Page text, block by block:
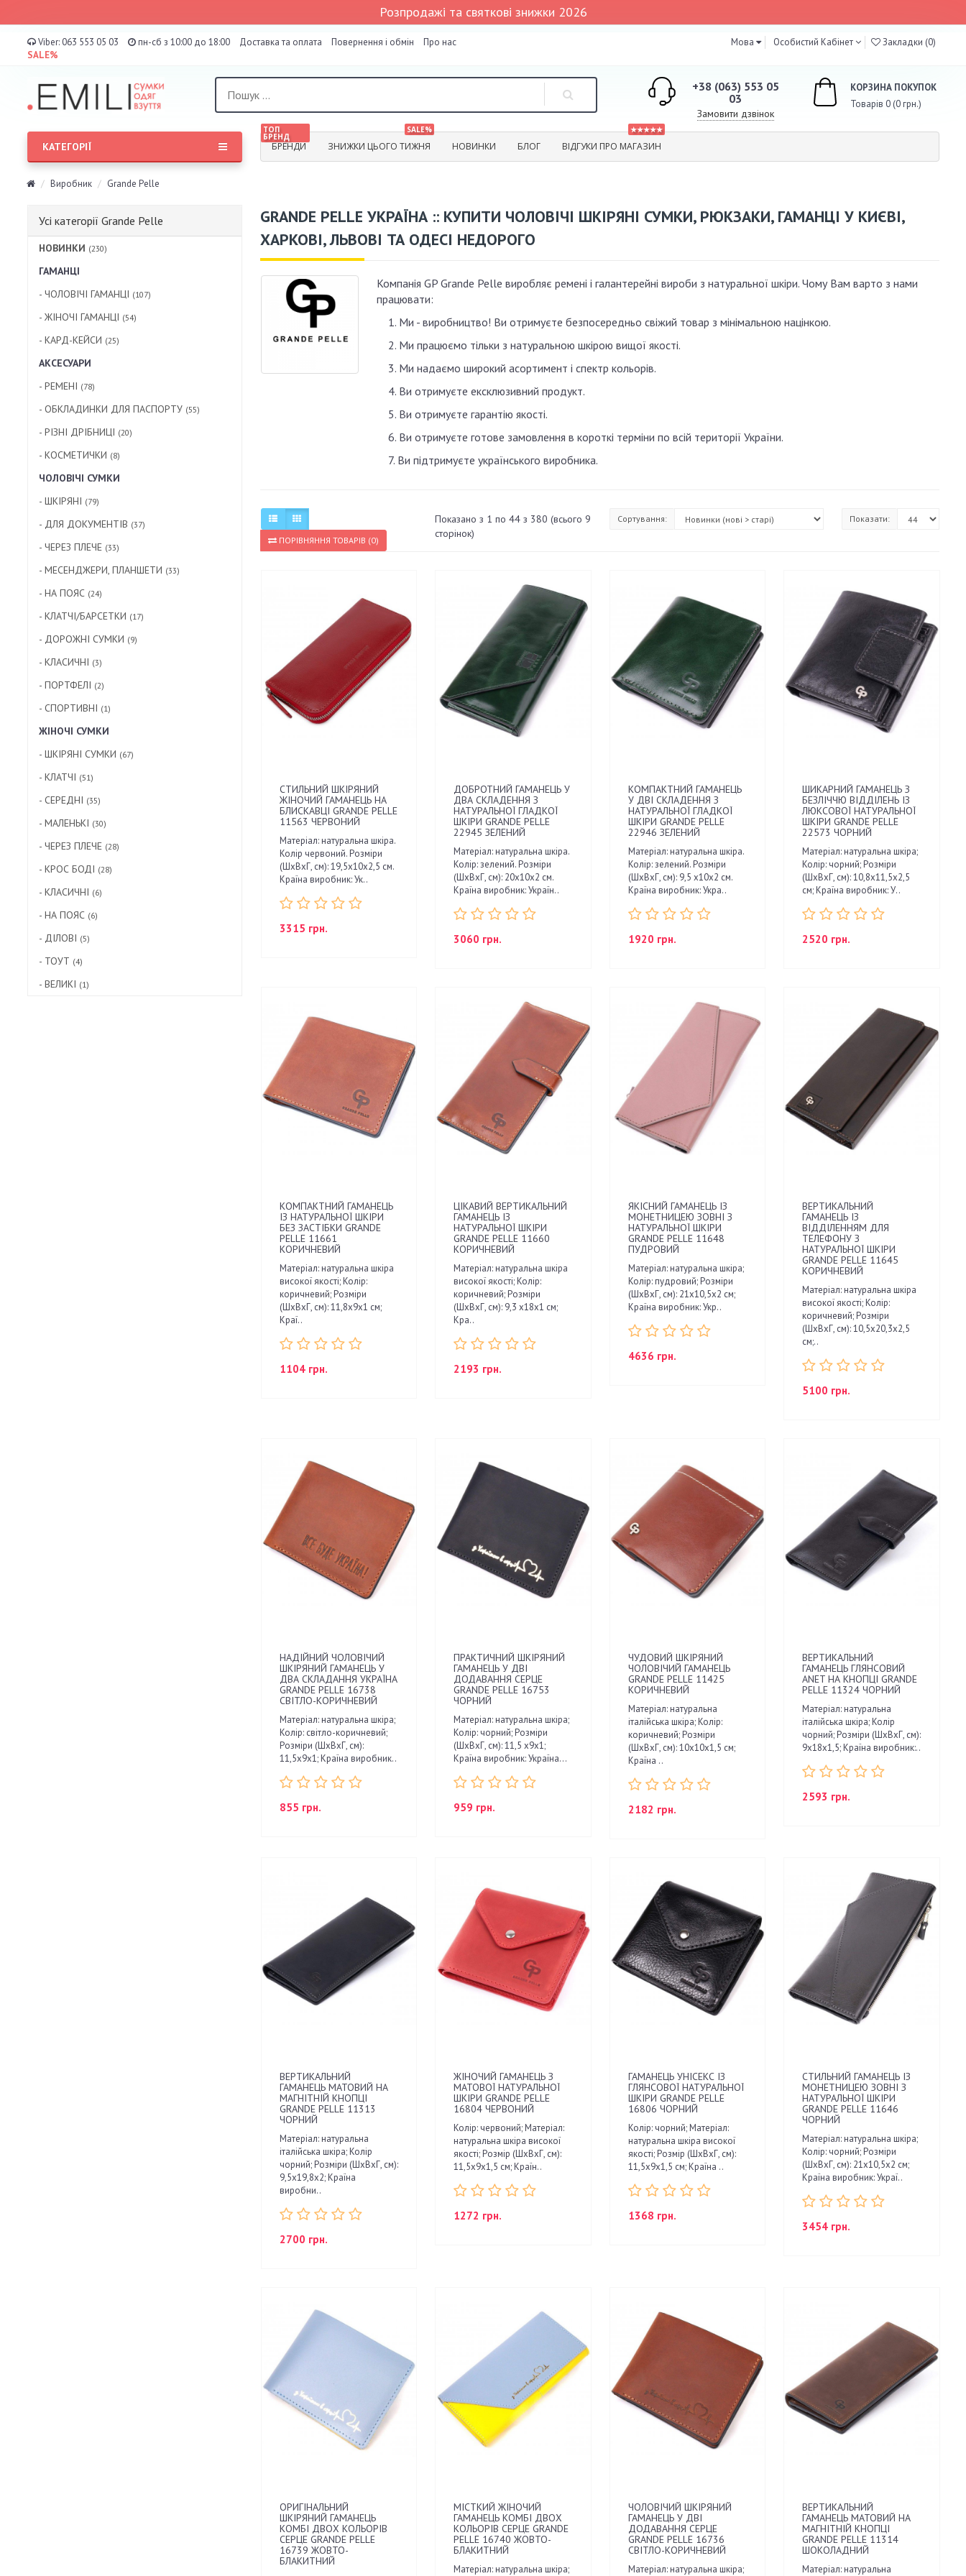
Розпродажі та святкові знижки 2026
Viber: 063 553 05 03 пн-сб з 10:00 до 18:00 Доставка та оплата Повернення і обмін
Про нас
SALE%
Мова Особистий Кабінет Закладки (0)
+38 (063) 553 05
03
Замовити дзвінок
КОРЗИНА ПОКУПОК
Товарів 0 (0 грн.)
ТОП
БРЕНД
БРЕНДИ
SALE%
ЗНИЖКИ ЦЬОГО ТИЖНЯ НОВИНКИ БЛОГ
★★★★★
ВІДГУКИ ПРО МАГАЗИН
КАТЕГОРІЇ
Виробник Grande Pelle
Усі категорії Grande Pelle
НОВИНКИ (230)
ГАМАНЦІ
- ЧОЛОВІЧІ ГАМАНЦІ (107)
- ЖІНОЧІ ГАМАНЦІ (54)
- КАРД-КЕЙСИ (25)
АКСЕСУАРИ
- РЕМЕНІ (78)
- ОБКЛАДИНКИ ДЛЯ ПАСПОРТУ (55)
- РІЗНІ ДРІБНИЦІ (20)
- КОСМЕТИЧКИ (8)
ЧОЛОВІЧІ СУМКИ
- ШКІРЯНІ (79)
- ДЛЯ ДОКУМЕНТІВ (37)
- ЧЕРЕЗ ПЛЕЧЕ (33)
- МЕСЕНДЖЕРИ, ПЛАНШЕТИ (33)
- НА ПОЯС (24)
- КЛАТЧІ/БАРСЕТКИ (17)
- ДОРОЖНІ СУМКИ (9)
- КЛАСИЧНІ (3)
- ПОРТФЕЛІ (2)
- СПОРТИВНІ (1)
ЖІНОЧІ СУМКИ
- ШКІРЯНІ СУМКИ (67)
- КЛАТЧІ (51)
- СЕРЕДНІ (35)
- МАЛЕНЬКІ (30)
- ЧЕРЕЗ ПЛЕЧЕ (28)
- КРОС БОДІ (28)
- КЛАСИЧНІ (6)
- НА ПОЯС (6)
- ДІЛОВІ (5)
- ТОУТ (4)
- ВЕЛИКІ (1)
GRANDE PELLE УКРАЇНА :: КУПИТИ ЧОЛОВІЧІ ШКІРЯНІ СУМКИ, РЮКЗАКИ, ГАМАНЦІ У КИЄВІ,
ХАРКОВІ, ЛЬВОВІ ТА ОДЕСІ НЕДОРОГО
Компанія GP Grande Pelle виробляє ремені і галантерейні вироби з натуральної шкіри. Чому Вам варто з нами
працювати:
1. Ми - виробництво! Ви отримуєте безпосередньо свіжий товар з мінімальною націнкою.
2. Ми працюємо тільки з натуральною шкірою вищої якості.
3. Ми надаємо широкий асортимент і спектр кольорів.
4. Ви отримуєте ексклюзивний продукт.
5. Ви отримуєте гарантію якості.
6. Ви отримуєте готове замовлення в короткі терміни по всій території України.
7. Ви підтримуєте українського виробника.
ПОРІВНЯННЯ ТОВАРІВ (0)
Показано з 1 по 44 з 380 (всього 9
сторінок)
Сортування: Показати:
СТИЛЬНИЙ ШКІРЯНИЙ
ЖІНОЧИЙ ГАМАНЕЦЬ НА
БЛИСКАВЦІ GRANDE PELLE
11563 ЧЕРВОНИЙ
Матеріал: натуральна шкіра.
Колір червоний. Розміри
(ШхВхГ, см): 19,5х10х2,5 см.
Країна виробник: Ук..
3315 грн.
ДОБРОТНИЙ ГАМАНЕЦЬ У
ДВА СКЛАДЕННЯ З
НАТУРАЛЬНОЇ ГЛАДКОЇ
ШКІРИ GRANDE PELLE
22945 ЗЕЛЕНИЙ
Матеріал: натуральна шкіра.
Колір: зелений. Розміри
(ШхВхГ, см): 20х10х2 см.
Країна виробник: Україн..
3060 грн.
КОМПАКТНИЙ ГАМАНЕЦЬ
У ДВІ СКЛАДЕННЯ З
НАТУРАЛЬНОЇ ГЛАДКОЇ
ШКІРИ GRANDE PELLE
22946 ЗЕЛЕНИЙ
Матеріал: натуральна шкіра.
Колір: зелений. Розміри
(ШхВхГ, см): 9,5 х10х2 см.
Країна виробник: Укра..
1920 грн.
ШИКАРНИЙ ГАМАНЕЦЬ З
БЕЗЛІЧЧЮ ВІДДІЛЕНЬ ІЗ
ЛЮКСОВОЇ НАТУРАЛЬНОЇ
ШКІРИ GRANDE PELLE
22573 ЧОРНИЙ
Матеріал: натуральна шкіра;
Колір: чорний; Розміри
(ШхВхГ, см): 10,8х11,5х2,5
см; Країна виробник: У..
2520 грн.
КОМПАКТНИЙ ГАМАНЕЦЬ
ІЗ НАТУРАЛЬНОЇ ШКІРИ
БЕЗ ЗАСТІБКИ GRANDE
PELLE 11661
КОРИЧНЕВИЙ
Матеріал: натуральна шкіра
високої якості; Колір:
коричневий; Розміри
(ШхВхГ, см): 11,8х9х1 см;
Краї..
1104 грн.
ЦІКАВИЙ ВЕРТИКАЛЬНИЙ
ГАМАНЕЦЬ ІЗ
НАТУРАЛЬНОЇ ШКІРИ
GRANDE PELLE 11660
КОРИЧНЕВИЙ
Матеріал: натуральна шкіра
високої якості; Колір:
коричневий; Розміри
(ШхВхГ, см): 9,3 х18х1 см;
Кра..
2193 грн.
ЯКІСНИЙ ГАМАНЕЦЬ ІЗ
МОНЕТНИЦЕЮ ЗОВНІ З
НАТУРАЛЬНОЇ ШКІРИ
GRANDE PELLE 11648
ПУДРОВИЙ
Матеріал: натуральна шкіра;
Колір: пудровий; Розміри
(ШхВхГ, см): 21х10,5х2 см;
Країна виробник: Укр..
4636 грн.
ВЕРТИКАЛЬНИЙ
ГАМАНЕЦЬ ІЗ
ВІДДІЛЕННЯМ ДЛЯ
ТЕЛЕФОНУ З
НАТУРАЛЬНОЇ ШКІРИ
GRANDE PELLE 11645
КОРИЧНЕВИЙ
Матеріал: натуральна шкіра
високої якості; Колір:
коричневий; Розміри
(ШхВхГ, см): 10,5х20,3х2,5
см;..
5100 грн.
НАДІЙНИЙ ЧОЛОВІЧИЙ
ШКІРЯНИЙ ГАМАНЕЦЬ У
ДВА СКЛАДАННЯ УКРАЇНА
GRANDE PELLE 16738
СВІТЛО-КОРИЧНЕВИЙ
Матеріал: натуральна шкіра;
Колір: світло-коричневий;
Розміри (ШхВхГ, см):
11,5х9х1; Країна виробник..
855 грн.
ПРАКТИЧНИЙ ШКІРЯНИЙ
ГАМАНЕЦЬ У ДВІ
ДОДАВАННЯ СЕРЦЕ
GRANDE PELLE 16753
ЧОРНИЙ
Матеріал: натуральна шкіра;
Колір: чорний; Розміри
(ШхВхГ, см): 11,5 х9х1;
Країна виробник: Україна...
959 грн.
ЧУДОВИЙ ШКІРЯНИЙ
ЧОЛОВІЧИЙ ГАМАНЕЦЬ
GRANDE PELLE 11425
КОРИЧНЕВИЙ
Матеріал: натуральна
італійська шкіра; Колір:
коричневий; Розміри
(ШхВхГ, см): 10х10х1,5 см;
Країна ..
2182 грн.
ВЕРТИКАЛЬНИЙ
ГАМАНЕЦЬ ГЛЯНСОВИЙ
ANET НА КНОПЦІ GRANDE
PELLE 11324 ЧОРНИЙ
Матеріал: натуральна
італійська шкіра; Колір
чорний; Розміри (ШхВхГ, см):
9х18х1,5; Країна виробник:..
2593 грн.
ВЕРТИКАЛЬНИЙ
ГАМАНЕЦЬ МАТОВИЙ НА
МАГНІТНІЙ КНОПЦІ
GRANDE PELLE 11313
ЧОРНИЙ
Матеріал: натуральна
італійська шкіра; Колір
чорний; Розміри (ШхВхГ, см):
9,5х19,8х2; Країна
виробни..
2700 грн.
ЖІНОЧИЙ ГАМАНЕЦЬ З
МАТОВОЇ НАТУРАЛЬНОЇ
ШКІРИ GRANDE PELLE
16804 ЧЕРВОНИЙ
Колір: червоний; Матеріал:
натуральна шкіра високої
якості; Розмір (ШхВхГ, см):
11,5х9х1,5 см; Країн..
1272 грн.
ГАМАНЕЦЬ УНІСЕКС ІЗ
ГЛЯНСОВОЇ НАТУРАЛЬНОЇ
ШКІРИ GRANDE PELLE
16806 ЧОРНИЙ
Колір: чорний; Матеріал:
натуральна шкіра високої
якості; Розмір (ШхВхГ, см):
11,5х9х1,5 см; Країна ..
1368 грн.
СТИЛЬНИЙ ГАМАНЕЦЬ ІЗ
МОНЕТНИЦЕЮ ЗОВНІ З
НАТУРАЛЬНОЇ ШКІРИ
GRANDE PELLE 11646
ЧОРНИЙ
Матеріал: натуральна шкіра;
Колір: чорний; Розміри
(ШхВхГ, см): 21х10,5х2 см;
Країна виробник: Украї..
3454 грн.
ОРИГІНАЛЬНИЙ
ШКІРЯНИЙ ГАМАНЕЦЬ
КОМБІ ДВОХ КОЛЬОРІВ
СЕРЦЕ GRANDE PELLE
16739 ЖОВТО-
БЛАКИТНИЙ
МІСТКИЙ ЖІНОЧИЙ
ГАМАНЕЦЬ КОМБІ ДВОХ
КОЛЬОРІВ СЕРЦЕ GRANDE
PELLE 16740 ЖОВТО-
БЛАКИТНИЙ
Матеріал: натуральна шкіра;
ЧОЛОВІЧИЙ ШКІРЯНИЙ
ГАМАНЕЦЬ У ДВІ
ДОДАВАННЯ СЕРЦЕ
GRANDE PELLE 16736
СВІТЛО-КОРИЧНЕВИЙ
Матеріал: натуральна шкіра;
ВЕРТИКАЛЬНИЙ
ГАМАНЕЦЬ МАТОВИЙ НА
МАГНІТНІЙ КНОПЦІ
GRANDE PELLE 11314
ШОКОЛАДНИЙ
Матеріал: натуральна